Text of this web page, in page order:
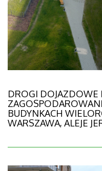
DROGI DOJAZDOWE I
BUDYNKACH
WARSZAWA, ALEJE